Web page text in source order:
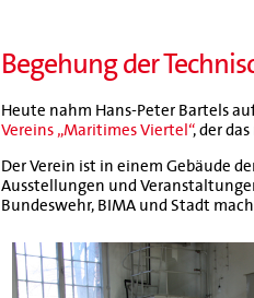
Begehung der
Heute nahm Hans-Peter Bartels
Vereins „Maritimes Viertel“, der
Der Verein ist in einem Gebäude
Ausstellungen und
Bundeswehr, BIMA und Stadt